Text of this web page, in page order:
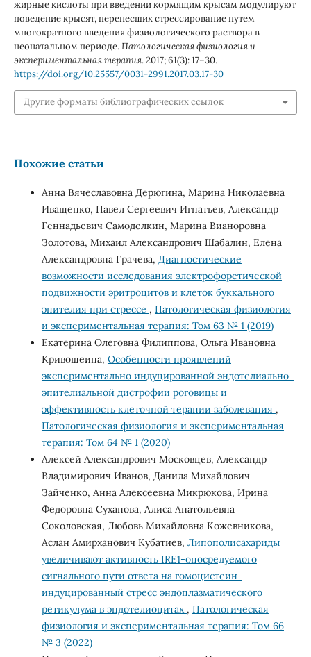
жирные кислоты при введении кормящим крысам модулируют
поведение крысят, перенесших стрессирование путем
многократного введения физиологического раствора в
неонатальном периоде.Патологическая физиология и
экспериментальная терапия. 2017; 61(3): 17–30.
https://doi.org/10.25557/0031-2991.2017.03.17-30
Другие форматы библиографических ссылок
Похожие статьи
Анна Вячеславовна Дерюгина, Марина Николаевна
Иващенко, Павел Сергеевич Игнатьев, Александр
Геннадьевич Самоделкин, Марина Вианоровна
Золотова, Михаил Александрович Шабалин, Елена
Александровна Грачева, Диагностические
возможности исследования электрофоретической
подвижности эритроцитов и клеток буккального
эпителия при стрессе , Патологическая физиология
и экспериментальная терапия: Том 63 № 1 (2019)
Екатерина Олеговна Филиппова, Ольга Ивановна
Кривошеина, Особенности проявлений
экспериментально индуцированной эндотелиально-
эпителиальной дистрофии роговицы и
эффективность клеточной терапии заболевания ,
Патологическая физиология и экспериментальная
терапия: Том 64 № 1 (2020)
Алексей Александрович Московцев, Александр
Владимирович Иванов, Данила Михайлович
Зайченко, Анна Алексеевна Микрюкова, Ирина
Федоровна Суханова, Алиса Анатольевна
Соколовская, Любовь Михайловна Кожевникова,
Аслан Амирханович Кубатиев, Липополисахариды
увеличивают активность IRE1-опосредуемого
сигнального пути ответа на гомоцистеин-
индуцированный стресс эндоплазматического
ретикулума в эндотелиоцитах , Патологическая
физиология и экспериментальная терапия: Том 66
№ 3 (2022)